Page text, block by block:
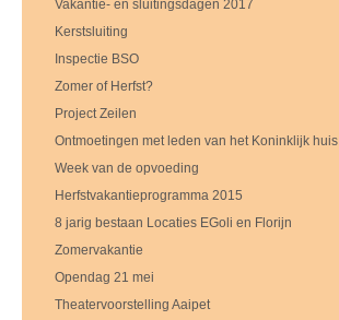
Vakantie- en sluitingsdagen 2017
Kerstsluiting
Inspectie BSO
Zomer of Herfst?
Project Zeilen
Ontmoetingen met leden van het Koninklijk huis
Week van de opvoeding
Herfstvakantieprogramma 2015
8 jarig bestaan Locaties EGoli en Florijn
Zomervakantie
Opendag 21 mei
Theatervoorstelling Aaipet